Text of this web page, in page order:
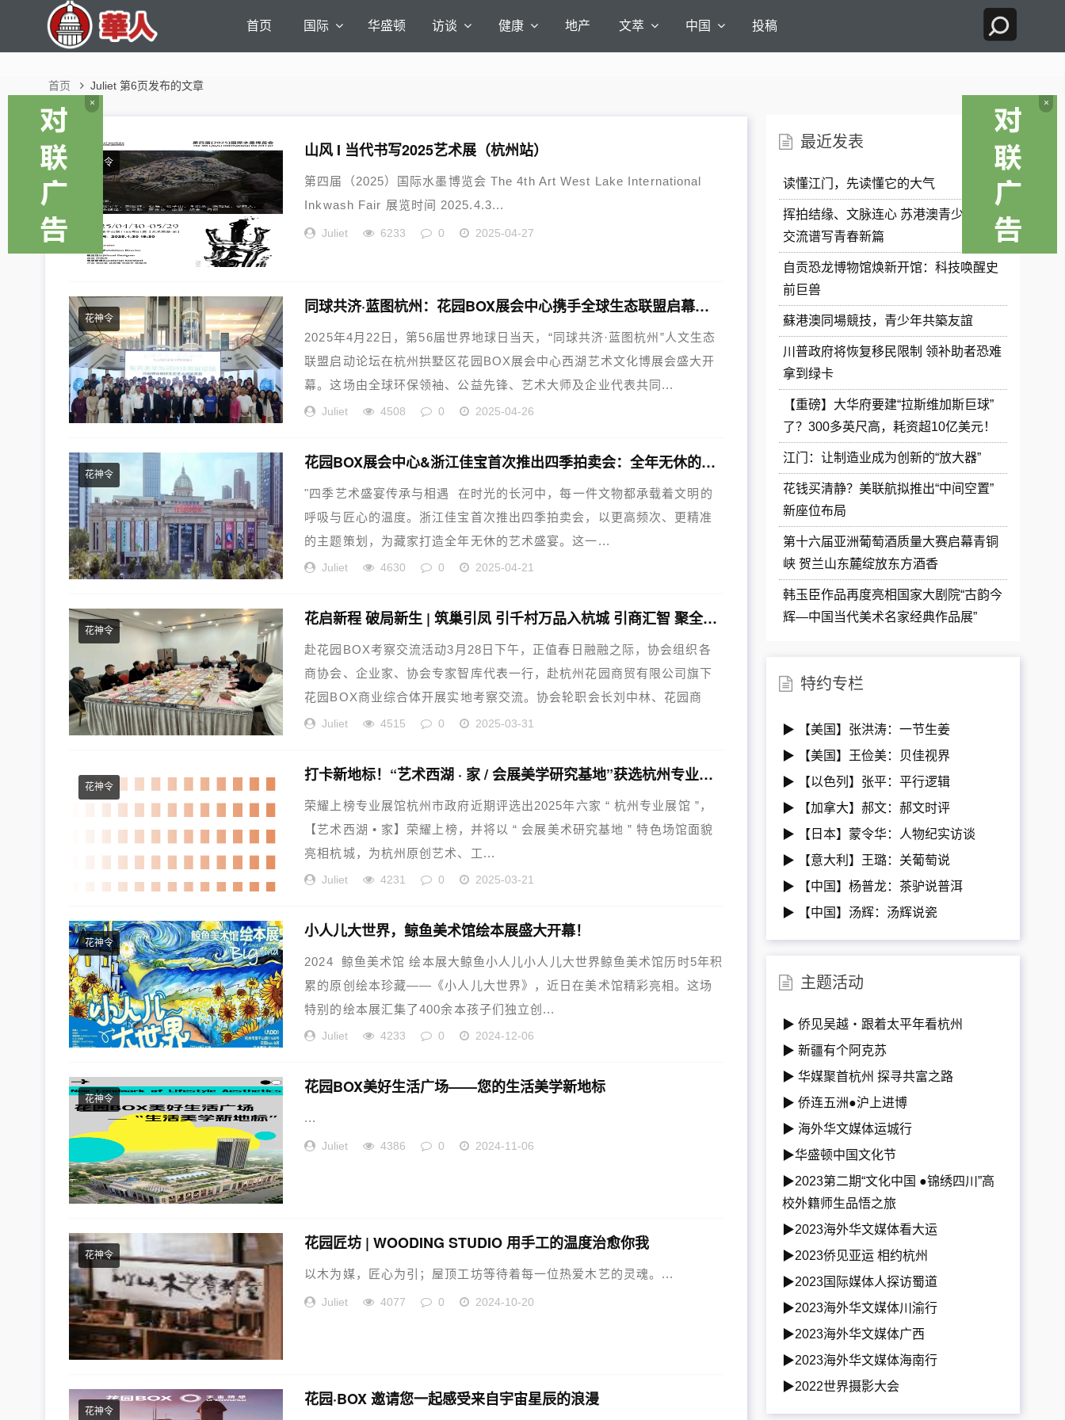
首页 国际 华盛顿 访谈 健康 地产 文萃 中国 投稿
首页 Juliet 第6页发布的文章
花神令
山风 I 当代书写2025艺术展（杭州站）
第四届（2025）国际水墨博览会 The 4th Art West Lake International
Inkwash Fair 展览时间 2025.4.3...
Juliet 6233 0 2025-04-27
花神令
同球共济·蓝图杭州：花园BOX展会中心携手全球生态联盟启幕新篇章
2025年4月22日，第56届世界地球日当天，“同球共济·蓝图杭州”人文生态
联盟启动论坛在杭州拱墅区花园BOX展会中心西湖艺术文化博展会盛大开
幕。这场由全球环保领袖、公益先锋、艺术大师及企业代表共同...
Juliet 4508 0 2025-04-26
花神令
花园BOX展会中心&浙江佳宝首次推出四季拍卖会：全年无休的艺术盛宴
"四季艺术盛宴传承与相遇 在时光的长河中，每一件文物都承载着文明的
呼吸与匠心的温度。浙江佳宝首次推出四季拍卖会，以更高频次、更精准
的主题策划，为藏家打造全年无休的艺术盛宴。这一...
Juliet 4630 0 2025-04-21
花神令
花启新程 破局新生 | 筑巢引凤 引千村万品入杭城 引商汇智 聚全国政商会客厅
赴花园BOX考察交流活动3月28日下午，正值春日融融之际，协会组织各
商协会、企业家、协会专家智库代表一行，赴杭州花园商贸有限公司旗下
花园BOX商业综合体开展实地考察交流。协会轮职会长刘中林、花园商
贸...Juliet 4515 0 2025-03-31
花神令
打卡新地标！“艺术西湖 · 家 / 会展美学研究基地”获选杭州专业展馆！
荣耀上榜专业展馆杭州市政府近期评选出2025年六家 “ 杭州专业展馆 ”，
【艺术西湖 • 家】荣耀上榜，并将以 “ 会展美术研究基地 ” 特色场馆面貌
亮相杭城，为杭州原创艺术、工...
Juliet 4231 0 2025-03-21
花神令
小人儿大世界，鲸鱼美术馆绘本展盛大开幕！
2024 鲸鱼美术馆 绘本展大鲸鱼小人儿小人儿大世界鲸鱼美术馆历时5年积
累的原创绘本珍藏——《小人儿大世界》，近日在美术馆精彩亮相。这场
特别的绘本展汇集了400余本孩子们独立创...
Juliet 4233 0 2024-12-06
花神令
花园BOX美好生活广场——您的生活美学新地标
...
Juliet 4386 0 2024-11-06
花神令
花园匠坊 | WOODING STUDIO 用手工的温度治愈你我
以木为媒，匠心为引；屋顶工坊等待着每一位热爱木艺的灵魂。...
Juliet 4077 0 2024-10-20
花神令
花园·BOX 邀请您一起感受来自宇宙星辰的浪漫
最近发表
读懂江门，先读懂它的大气
挥拍结缘、文脉连心 苏港澳青少年体育
交流谱写青春新篇
自贡恐龙博物馆焕新开馆：科技唤醒史
前巨兽
蘇港澳同場競技，青少年共築友誼
川普政府将恢复移民限制 领补助者恐难
拿到绿卡
【重磅】大华府要建“拉斯维加斯巨球”
了？300多英尺高，耗资超10亿美元！
江门：让制造业成为创新的“放大器”
花钱买清静？美联航拟推出“中间空置”
新座位布局
第十六届亚洲葡萄酒质量大赛启幕青铜
峡 贺兰山东麓绽放东方酒香
韩玉臣作品再度亮相国家大剧院“古韵今
辉—中国当代美术名家经典作品展”
特约专栏
▶ 【美国】张洪涛：一节生姜
▶ 【美国】王俭美：贝佳视界
▶ 【以色列】张平：平行逻辑
▶ 【加拿大】郝文：郝文时评
▶ 【日本】蒙令华：人物纪实访谈
▶ 【意大利】王璐：关葡萄说
▶ 【中国】杨普龙：茶驴说普洱
▶ 【中国】汤辉：汤辉说瓷
主题活动
▶ 侨见吴越・跟着太平年看杭州
▶ 新疆有个阿克苏
▶ 华媒聚首杭州 探寻共富之路
▶ 侨连五洲●沪上进博
▶ 海外华文媒体运城行
▶华盛顿中国文化节
▶2023第二期“文化中国 ●锦绣四川”高
校外籍师生品悟之旅
▶2023海外华文媒体看大运
▶2023侨见亚运 相约杭州
▶2023国际媒体人探访蜀道
▶2023海外华文媒体川渝行
▶2023海外华文媒体广西
▶2023海外华文媒体海南行
▶2022世界摄影大会
× ×